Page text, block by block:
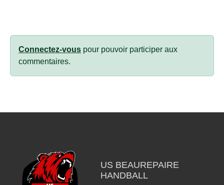
Connectez-vous pour pouvoir participer aux
commentaires.
US BEAUREPAIRE
HANDBALL